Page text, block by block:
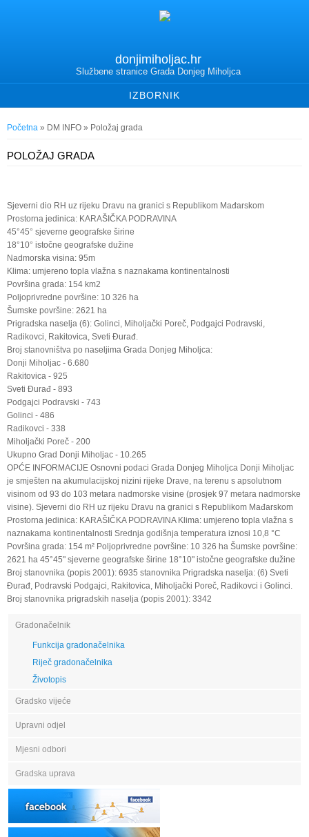
donjimiholjac.hr
Službene stranice Grada Donjeg Miholjca
IZBORNIK
Vi ste ovdje
Početna » DM INFO » Položaj grada
POLOŽAJ GRADA
Sjeverni dio RH uz rijeku Dravu na granici s Republikom Mađarskom
Prostorna jedinica: KARAŠIČKA PODRAVINA
45°45° sjeverne geografske širine
18°10° istočne geografske dužine
Nadmorska visina: 95m
Klima: umjereno topla vlažna s naznakama kontinentalnosti
Površina grada: 154 km2
Poljoprivredne površine: 10 326 ha
Šumske površine: 2621 ha
Prigradska naselja (6): Golinci, Miholjački Poreč, Podgajci Podravski,
Radikovci, Rakitovica, Sveti Đurađ.
Broj stanovništva po naseljima Grada Donjeg Miholjca:
Donji Miholjac - 6.680
Rakitovica - 925
Sveti Đurađ - 893
Podgajci Podravski - 743
Golinci - 486
Radikovci - 338
Miholjački Poreč - 200
Ukupno Grad Donji Miholjac - 10.265
OPĆE INFORMACIJE Osnovni podaci Grada Donjeg Miholjca Donji Miholjac
je smješten na akumulacijskoj nizini rijeke Drave, na terenu s apsolutnom
visinom od 93 do 103 metara nadmorske visine (prosjek 97 metara nadmorske
visine). Sjeverni dio RH uz rijeku Dravu na granici s Republikom Mađarskom
Prostorna jedinica: KARAŠIČKA PODRAVINA Klima: umjereno topla vlažna s
naznakama kontinentalnosti Srednja godišnja temperatura iznosi 10,8 °C
Površina grada: 154 m² Poljoprivredne površine: 10 326 ha Šumske površine:
2621 ha 45°45" sjeverne geografske širine 18°10" istočne geografske dužine
Broj stanovnika (popis 2001): 6935 stanovnika Prigradska naselja: (6) Sveti
Đurađ, Podravski Podgajci, Rakitovica, Miholjački Poreč, Radikovci i Golinci.
Broj stanovnika prigradskih naselja (popis 2001): 3342
Gradonačelnik
Funkcija gradonačelnika
Riječ gradonačelnika
Životopis
Gradsko vijeće
Upravni odjel
Mjesni odbori
Gradska uprava